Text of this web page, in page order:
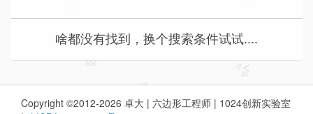
啥都没有找到，换个搜索条件试试....
Copyright ©2012-2026 卓大 | 六边形工程师 | 1024创新实验室